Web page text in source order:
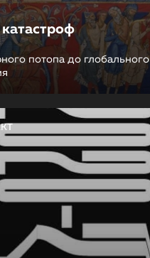
потопа до глобального